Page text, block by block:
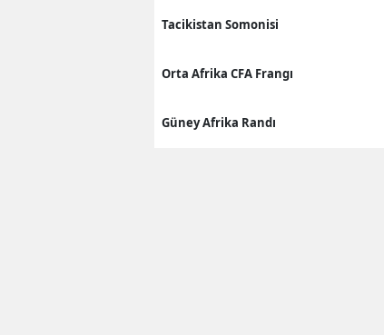
Tacikistan Somonisi
Orta Afrika CFA Frangı
Güney Afrika Randı